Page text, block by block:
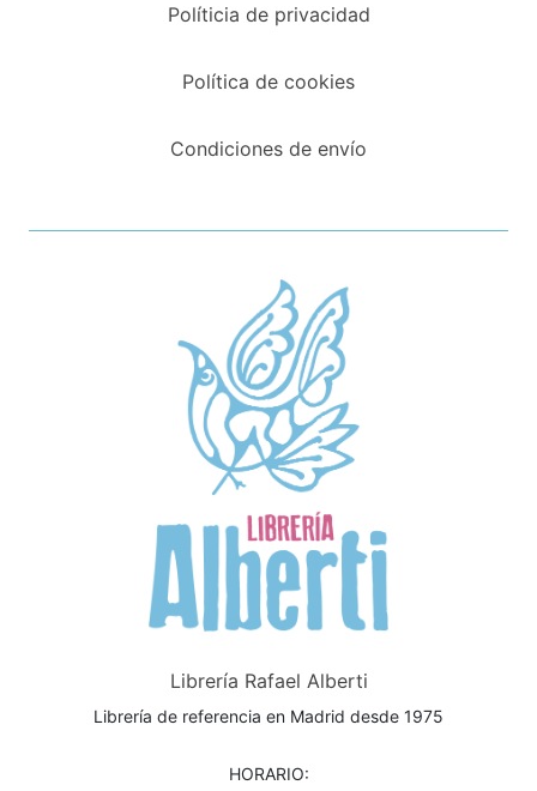
Políticia de privacidad
Política de cookies
Condiciones de envío
Librería Rafael Alberti
Librería de referencia en Madrid desde 1975
HORARIO: